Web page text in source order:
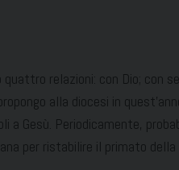
relazioni: con Dio; con
alla diocesi in
a Gesù. Periodicamente,
per ristabilire il primato della